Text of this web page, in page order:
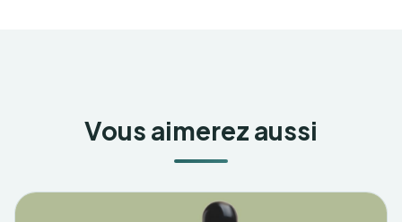
Vous aimerez aussi